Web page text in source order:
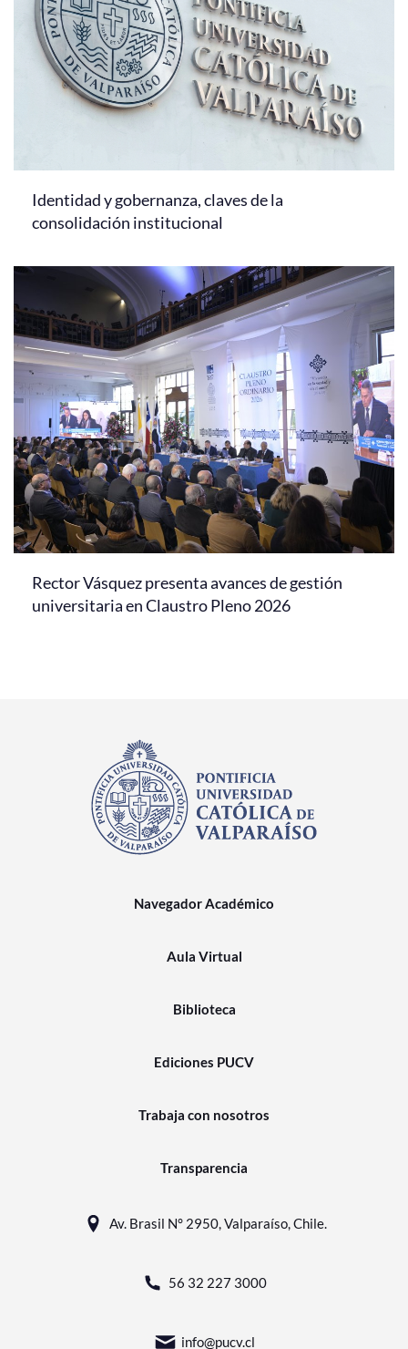
Identidad y gobernanza, claves de la
consolidación institucional
Rector Vásquez presenta avances de gestión
universitaria en Claustro Pleno 2026
Navegador Académico
Aula Virtual
Biblioteca
Ediciones PUCV
Trabaja con nosotros
Transparencia
Av. Brasil N° 2950, Valparaíso, Chile.
56 32 227 3000
info@pucv.cl